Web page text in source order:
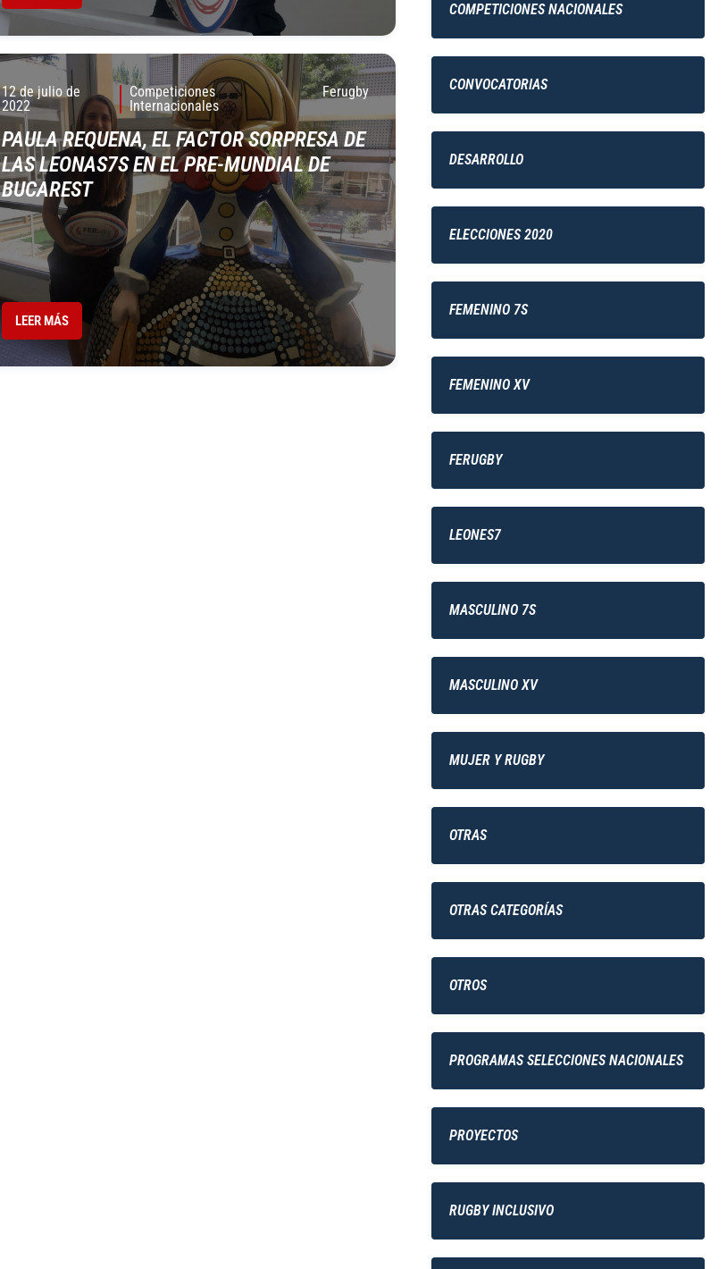
12 de julio de
2022
Competiciones
Internacionales
Ferugby
PAULA REQUENA, EL FACTOR SORPRESA DE
LAS LEONAS7S EN EL PRE-MUNDIAL DE
BUCAREST
LEER MÁS
COMPETICIONES NACIONALES
CONVOCATORIAS
DESARROLLO
ELECCIONES 2020
FEMENINO 7S
FEMENINO XV
FERUGBY
LEONES7
MASCULINO 7S
MASCULINO XV
MUJER Y RUGBY
OTRAS
OTRAS CATEGORÍAS
OTROS
PROGRAMAS SELECCIONES NACIONALES
PROYECTOS
RUGBY INCLUSIVO